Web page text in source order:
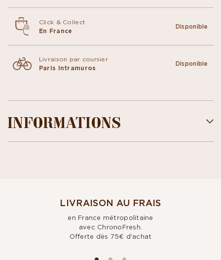
Click & Collect
En France
Disponible
Livraison par coursier
Paris Intramuros
Disponible
INFORMATIONS
LIVRAISON AU FRAIS
en France métropolitaine
avec ChronoFresh.
Offerte dès 75€ d'achat